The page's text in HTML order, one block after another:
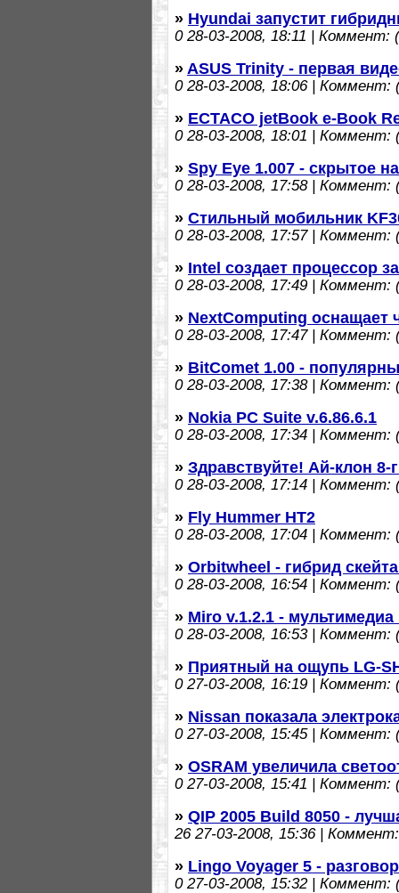
» Hyundai запустит
028-03-2008, 18:11 | Коммент:
» ASUS Trinity - первая
028-03-2008, 18:06 | Коммент:
» ECTACO jetBook e-Book
028-03-2008, 18:01 | Коммент:
» Spy Eye 1.007 - скрытое
028-03-2008, 17:58 | Коммент:
» Стильный мобильник
028-03-2008, 17:57 | Коммент:
» Intel создает процессор
028-03-2008, 17:49 | Коммент:
» NextComputing
028-03-2008, 17:47 | Коммент:
» BitComet 1.00 -
028-03-2008, 17:38 | Коммент:
» Nokia PC Suite v.6.86.6.1
028-03-2008, 17:34 | Коммент:
» Здравствуйте! Ай-клон 8-
028-03-2008, 17:14 | Коммент:
» Fly Hummer HT2
028-03-2008, 17:04 | Коммент:
» Orbitwheel - гибрид
028-03-2008, 16:54 | Коммент:
» Miro v.1.2.1 - мультимедиа
028-03-2008, 16:53 | Коммент:
» Приятный на ощупь LG-
027-03-2008, 16:19 | Коммент:
» Nissan показала
027-03-2008, 15:45 | Коммент:
» OSRAM увеличила
027-03-2008, 15:41 | Коммент:
» QIP 2005 Build 8050 -
2627-03-2008, 15:36 |
» Lingo Voyager 5 -
027-03-2008, 15:32 | Коммент: